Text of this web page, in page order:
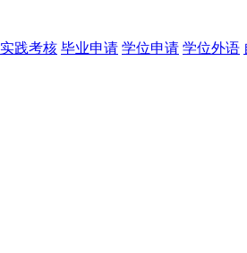
实践考核 毕业申请 学位申请 学位外语